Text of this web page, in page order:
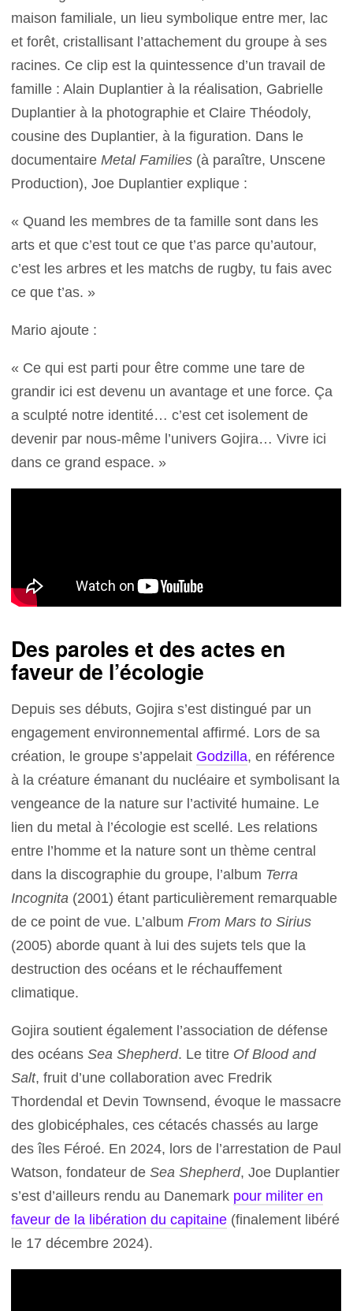
maison familiale, un lieu symbolique entre mer, lac
et forêt, cristallisant l’attachement du groupe à ses
racines. Ce clip est la quintessence d’un travail de
famille : Alain Duplantier à la réalisation, Gabrielle
Duplantier à la photographie et Claire Théodoly,
cousine des Duplantier, à la figuration. Dans le
documentaireMetal Families (à paraître, Unscene
Production), Joe Duplantier explique :
« Quand les membres de ta famille sont dans les
arts et que c’est tout ce que t’as parce qu’autour,
c’est les arbres et les matchs de rugby, tu fais avec
ce que t’as. »
Mario ajoute :
« Ce qui est parti pour être comme une tare de
grandir ici est devenu un avantage et une force. Ça
a sculpté notre identité… c’est cet isolement de
devenir par nous-même l’univers Gojira… Vivre ici
dans ce grand espace. »
Des paroles et des actes en
faveur de l’écologie
Depuis ses débuts, Gojira s’est distingué par un
engagement environnemental affirmé. Lors de sa
création, le groupe s’appelait Godzilla, en référence
à la créature émanant du nucléaire et symbolisant la
vengeance de la nature sur l’activité humaine. Le
lien du metal à l’écologie est scellé. Les relations
entre l’homme et la nature sont un thème central
dans la discographie du groupe, l’album Terra
Incognita (2001) étant particulièrement remarquable
de ce point de vue. L’albumFrom Mars to Sirius
(2005) aborde quant à lui des sujets tels que la
destruction des océans et le réchauffement
climatique.
Gojira soutient également l’association de défense
des océansSea Shepherd. Le titre Of Blood and
Salt, fruit d’une collaboration avec Fredrik
Thordendal et Devin Townsend, évoque le massacre
des globicéphales, ces cétacés chassés au large
des îles Féroé. En 2024, lors de l’arrestation de Paul
Watson, fondateur deSea Shepherd, Joe Duplantier
s’est d’ailleurs rendu au Danemark pour militer en
faveur de la libération du capitaine (finalement libéré
le 17 décembre 2024).